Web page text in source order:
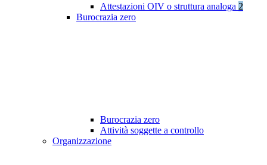
Attestazioni OIV o struttura analoga 2
Burocrazia zero
Burocrazia zero
Attività soggette a controllo
Organizzazione